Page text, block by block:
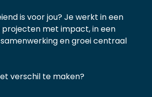
is voor jou? Je werkt in een
met impact, in een
en groei centraal
verschil te maken?